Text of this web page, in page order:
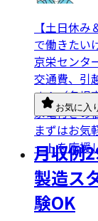
【土日休
で働きたい
京栄センタ
交通費、引
す！（各規
家電付きの
まずはお気
ートを応援
お気に入
月収例
製造ス
験OK